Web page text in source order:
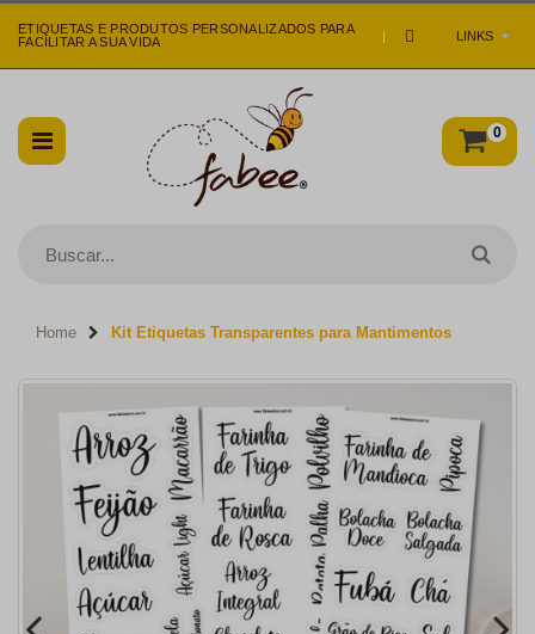
LINKS
ETIQUETAS E PRODUTOS PERSONALIZADOS PARA
FACILITAR A SUA VIDA
|
0
Home Kit Etiquetas Transparentes para Mantimentos